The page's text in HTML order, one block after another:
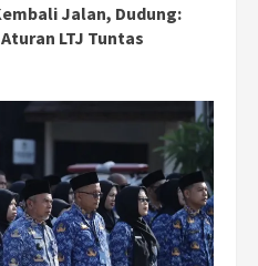
Jalan, Dudung:
LTJ Tuntas